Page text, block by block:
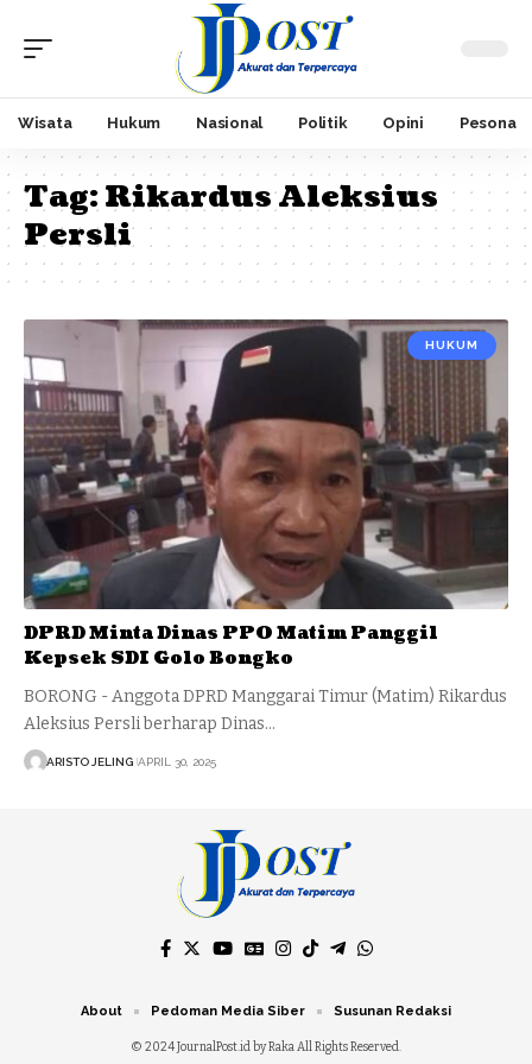
Wisata Hukum Nasional Politik Opini Pesona
Tag:Rikardus Aleksius
Persli
HUKUM
DPRD Minta Dinas PPO Matim Panggil
Kepsek SDI Golo Bongko
BORONG - Anggota DPRD Manggarai Timur (Matim) Rikardus
Aleksius Persli berharap Dinas…
ARISTO JELING APRIL 30, 2025
© 2024 JournalPost.id by Raka All Rights Reserved.
About Pedoman Media Siber Susunan Redaksi